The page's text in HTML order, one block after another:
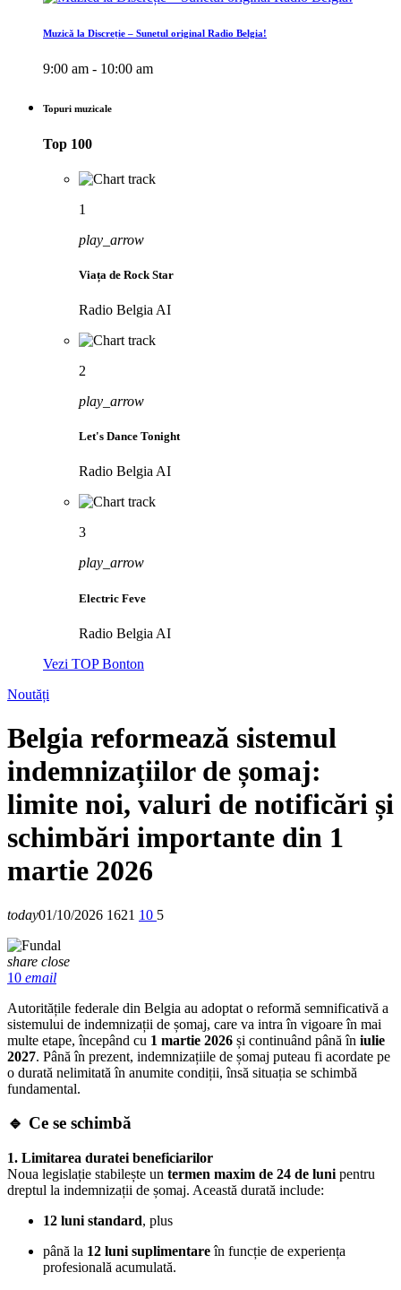
Muzică la Discreție – Sunetul original Radio Belgia!
9:00 am - 10:00 am
Topuri muzicale
Top 100
1
play_arrow
Viața de Rock Star
Radio Belgia AI
2
play_arrow
Let's Dance Tonight
Radio Belgia AI
3
play_arrow
Electric Feve
Radio Belgia AI
Vezi TOP Bonton
Noutăți
Belgia reformează sistemul
indemnizațiilor de șomaj:
limite noi, valuri de notificări și
schimbări importante din 1
martie 2026
today01/10/2026 1621 10 5
share close
10 email
Autoritățile federale din Belgia au adoptat o reformă semnificativă a
sistemului de indemnizații de șomaj, care va intra în vigoare în mai
multe etape, începând cu 1 martie 2026 și continuând până în iulie
2027. Până în prezent, indemnizațiile de șomaj puteau fi acordate pe
o durată nelimitată în anumite condiții, însă situația se schimbă
fundamental.
🔹 Ce se schimbă
1. Limitarea duratei beneficiarilor
Noua legislație stabilește un termen maxim de 24 de luni pentru
dreptul la indemnizații de șomaj. Această durată include:
12 luni standard, plus
până la 12 luni suplimentareîn funcție de experiența
profesională acumulată.